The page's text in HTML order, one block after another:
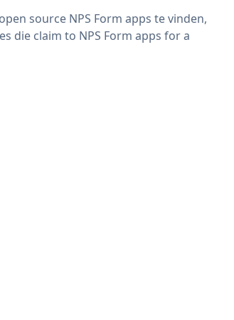
source NPS Form apps te vinden,
die claim to NPS Form apps for a